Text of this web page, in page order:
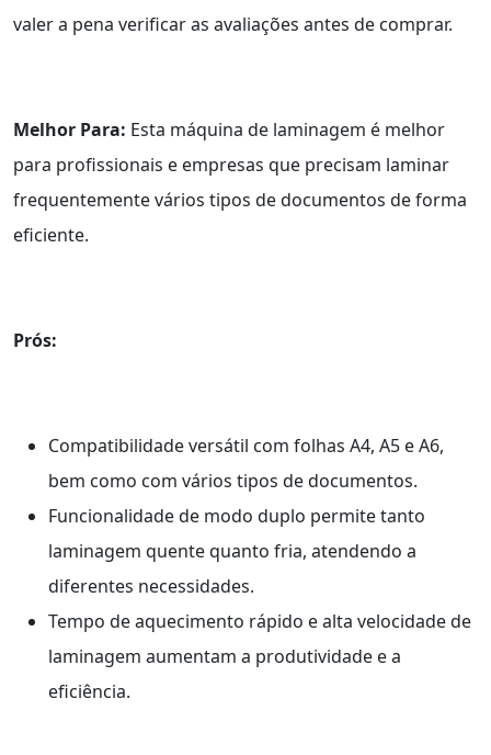
valer a pena verificar as avaliações antes de comprar.
Melhor Para: Esta máquina de laminagem é melhor
para profissionais e empresas que precisam laminar
frequentemente vários tipos de documentos de forma
eficiente.
Prós:
Compatibilidade versátil com folhas A4, A5 e A6,
bem como com vários tipos de documentos.
Funcionalidade de modo duplo permite tanto
laminagem quente quanto fria, atendendo a
diferentes necessidades.
Tempo de aquecimento rápido e alta velocidade de
laminagem aumentam a produtividade e a
eficiência.